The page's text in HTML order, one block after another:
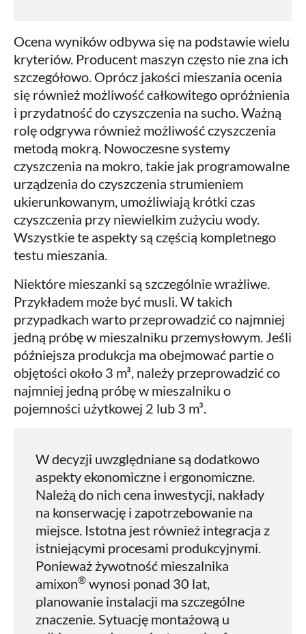
Ocena wyników odbywa się na podstawie wielu
kryteriów. Producent maszyn często nie zna ich
szczegółowo. Oprócz jakości mieszania ocenia
się również możliwość całkowitego opróżnienia
i przydatność do czyszczenia na sucho. Ważną
rolę odgrywa również możliwość czyszczenia
metodą mokrą. Nowoczesne systemy
czyszczenia na mokro, takie jak programowalne
urządzenia do czyszczenia strumieniem
ukierunkowanym, umożliwiają krótki czas
czyszczenia przy niewielkim zużyciu wody.
Wszystkie te aspekty są częścią kompletnego
testu mieszania.
Niektóre mieszanki są szczególnie wrażliwe.
Przykładem może być musli. W takich
przypadkach warto przeprowadzić co najmniej
jedną próbę w mieszalniku przemysłowym. Jeśli
późniejsza produkcja ma obejmować partie o
objętości około 3 m³, należy przeprowadzić co
najmniej jedną próbę w mieszalniku o
pojemności użytkowej 2 lub 3 m³.
W decyzji uwzględniane są dodatkowo
aspekty ekonomiczne i ergonomiczne.
Należą do nich cena inwestycji, nakłady
na konserwację i zapotrzebowanie na
miejsce. Istotna jest również integracja z
istniejącymi procesami produkcyjnymi.
Ponieważ żywotność mieszalnika
amixon® wynosi ponad 30 lat,
planowanie instalacji ma szczególne
znaczenie. Sytuację montażową u